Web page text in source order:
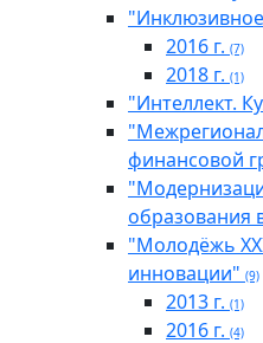
2016 г. (7)
2018 г. (1)
"Интеллект.
финансовой
образования
"Молодёжь
инновации" (9)
2013 г. (1)
2016 г. (4)